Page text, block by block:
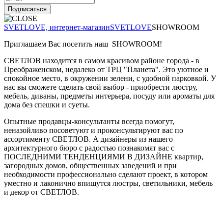
Подписаться
SVETLOVE, интернет-магазинSVETLOVESHOWROOM
Приглашаем Вас посетить наш SHOWROOM!
СВЕТЛОВ находится в самом красивом районе города - в
Преображенском, недалеко от ТРЦ "Планета". Это уютное и
спокойное место, в окружении зелени, с удобной парковкой. У
нас вы сможете сделать свой выбор - приобрести люстру,
мебель, диваны, предметы интерьера, посуду или ароматы для
дома без спешки и суеты.
Опытные продавцы-консультанты всегда помогут,
неназойливо посоветуют и проконсультируют вас по
ассортименту СВЕТЛОВ. А дизайнеры из нашего
архитектурного бюро с радостью познакомят вас с
ПОСЛЕДНИМИ ТЕНДЕНЦИЯМИ В ДИЗАЙНЕ квартир,
загородных домов, общественных заведений и при
необходимости профессионально сделают проект, в котором
уместно и лаконично впишутся люстры, светильники, мебель
и декор от СВЕТЛОВ.